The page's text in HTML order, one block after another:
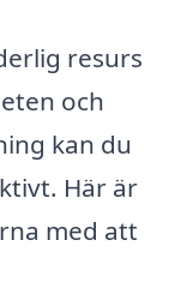
resurs
och
kan du
Här är
med att